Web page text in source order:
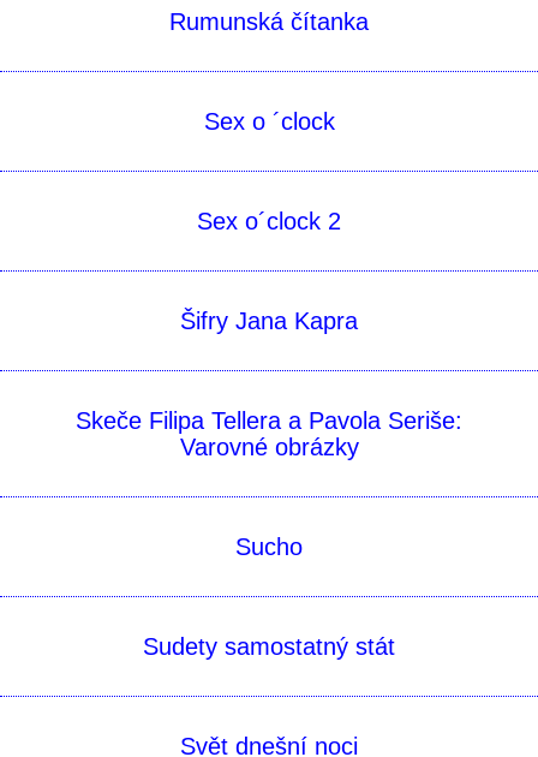
Rumunská čítanka
Sex o ´clock
Sex o´clock 2
Šifry Jana Kapra
Skeče Filipa Tellera a Pavola Seriše:
Varovné obrázky
Sucho
Sudety samostatný stát
Svět dnešní­ noci